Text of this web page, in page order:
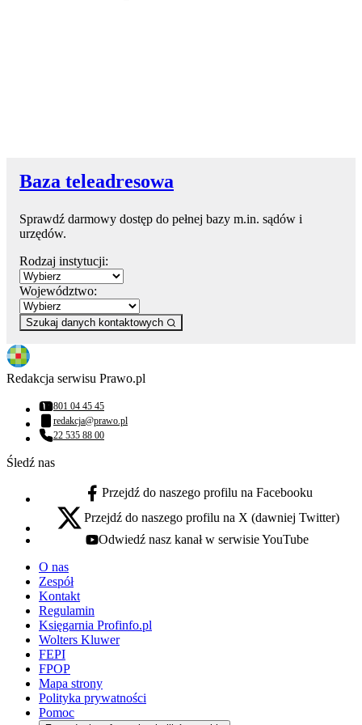
Baza teleadresowa
Sprawdź darmowy dostęp do pełnej bazy m.in. sądów i
urzędów.
Rodzaj instytucji:
Województwo:
Szukaj danych kontaktowych
Redakcja serwisu Prawo.pl
Numer telefonu:
801 04 45 45
Adres email:
redakcja@prawo.pl
Numer telefonu:
22 535 88 00
Śledź nas
facebook - otwiera się w nowej karcie
Przejdź do naszego profilu na Facebooku
x - otwiera się w nowej karcie
Przejdź do naszego profilu na X (dawniej Twitter)
youtube - otwiera się w nowej karcie
Odwiedź nasz kanał w serwisie YouTube
O nas
Zespół
Kontakt
Regulamin
Księgarnia Profinfo.pl
Wolters Kluwer
FEPI
FPOP
Mapa strony
Polityka prywatności
Pomoc